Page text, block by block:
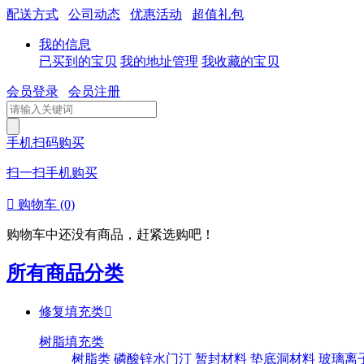
配送方式 公司动态 优惠活动 超值礼包
我的信息
已买到的宝贝 我的地址管理 我收藏的宝贝
会员登录 会员注册
手机扫码购买
扫一扫手机购买
 购物车 (0)
购物车中还没有商品，赶紧选购吧！
所有商品分类
修复填充类
树脂填充类
树脂类 磷酸锌水门汀 暂封材料 垫底洞材料 玻璃离